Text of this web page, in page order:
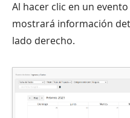
Al hacer clic en un
mostrará información
lado derecho.